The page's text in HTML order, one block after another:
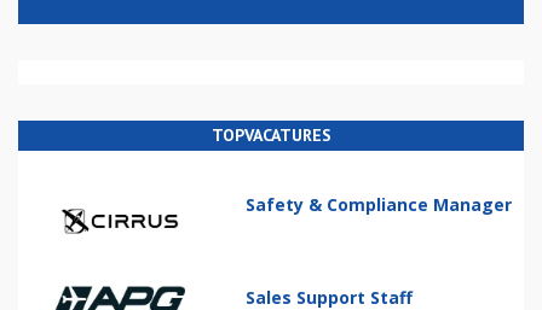
TOPVACATURES
Safety & Compliance Manager
Sales Support Staff